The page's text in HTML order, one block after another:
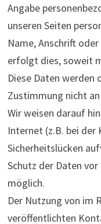
Angabe
unseren Seiten
Name, Anschrift
erfolgt dies, soweit
Diese Daten werden
Zustimmung nicht
Wir weisen darauf
Internet (z.B. bei
Sicherheitslücken
Schutz der Daten
möglich.
Der Nutzung von im
veröffentlichten